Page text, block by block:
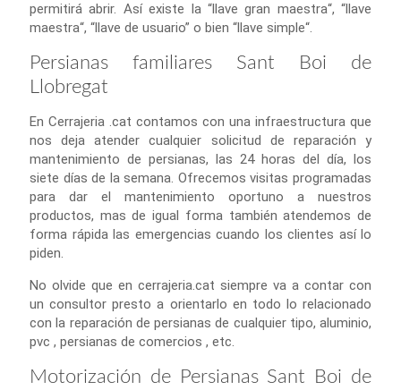
permitirá abrir. Así existe la “llave gran maestra“, “llave
maestra“, “llave de usuario” o bien “llave simple“.
Persianas familiares Sant Boi de
Llobregat
En Cerrajeria .cat contamos con una infraestructura que
nos deja atender cualquier solicitud de reparación y
mantenimiento de persianas, las 24 horas del día, los
siete días de la semana. Ofrecemos visitas programadas
para dar el mantenimiento oportuno a nuestros
productos, mas de igual forma también atendemos de
forma rápida las emergencias cuando los clientes así lo
piden.
No olvide que en cerrajeria.cat siempre va a contar con
un consultor presto a orientarlo en todo lo relacionado
con la reparación de persianas de cualquier tipo, aluminio,
pvc , persianas de comercios , etc.
Motorización de Persianas Sant Boi de